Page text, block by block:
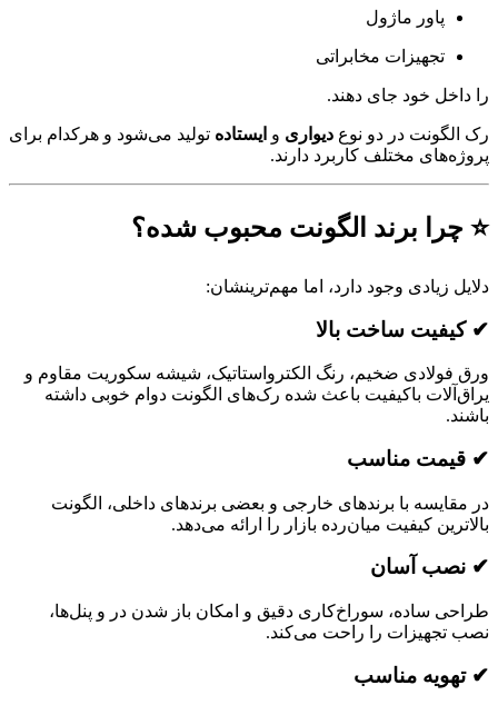
پاور ماژول
تجهیزات مخابراتی
خود جای دهند.
در دو نوعدیواریو ایستادهتولید می‌شود و هرکدام برای
مختلف کاربرد دارند.
برند الگونت محبوب شده؟
زیادی وجود دارد، اما مهم‌ترینشان:
ساخت بالا
ضخیم، رنگ الکترواستاتیک، شیشه سکوریت مقاوم و
باکیفیت باعث شده رک‌های الگونت دوام خوبی داشته
مناسب
با برندهای خارجی و بعضی برندهای داخلی، الگونت
کیفیت میان‌رده بازار را ارائه می‌دهد.
آسان
ساده، سوراخ‌کاری دقیق و امکان باز شدن در و پنل‌ها،
را راحت می‌کند.
مناسب